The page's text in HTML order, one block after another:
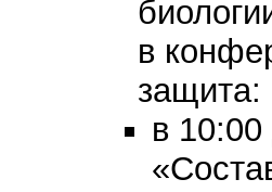
в
защита:
в 10:00